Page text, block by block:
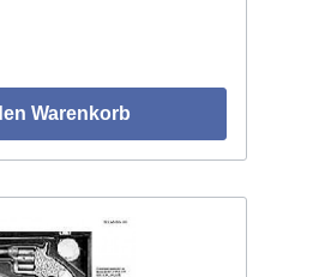
gute Ernte runden die
bereits 1917
ab. 129 Seiten, Format
Fotos und illustriert.
Warenkorb